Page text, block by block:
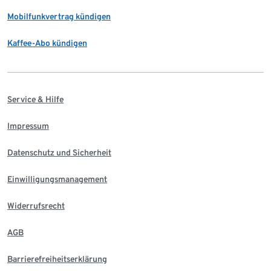
Mobilfunkvertrag kündigen
Kaffee-Abo kündigen
Service & Hilfe
Impressum
Datenschutz und Sicherheit
Einwilligungsmanagement
Widerrufsrecht
AGB
Barrierefreiheitserklärung